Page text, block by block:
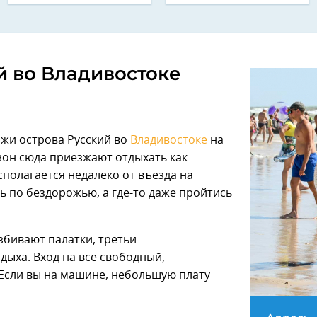
во Владивостоке
острова Русский во Владивостоке на
сюда приезжают отдыхать как
недалеко от въезда на
по бездорожью, а где-то даже пройтись
палатки, третьи
Вход на все свободный,
вы на машине, небольшую плату